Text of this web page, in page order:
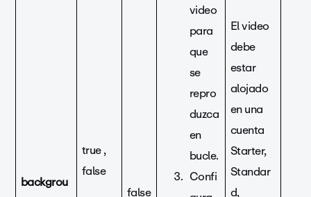
backgrou
true ,
false
false
video
para
que
se
repro
duzca
en
bucle.
Confi
El video
debe
estar
alojado
en una
cuenta
Starter,
Standar
d,